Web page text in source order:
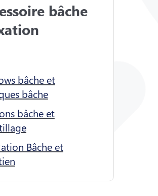
bâche
bâche et
bâche
bâche et
Bâche et